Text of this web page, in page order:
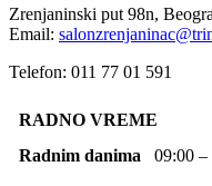
Zrenjaninski put 98n,
Email:
Telefon: 011 77 01 591
RADNO VREME
Radnim danima 09:00 –